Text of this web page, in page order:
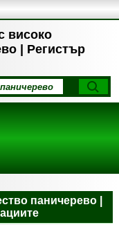
високо
| Регистър
паничерево |